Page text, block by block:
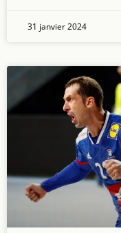
31 janvier 2024